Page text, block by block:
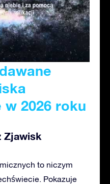
2026 roku
Zjawisk
to niczym
Pokazuje